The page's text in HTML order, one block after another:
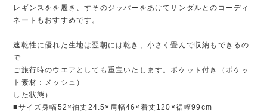
レギンスをを履き、すそのジッパーをあけてサンダルとのコーディ
ネートもおすすめです。
速乾性に優れた生地は翌朝には乾き、小さく畳んで収納もできるの
で
ご旅行時のウエアとしても重宝いたします。ポケット付き（ポケッ
ト素材：メッシュ）
した状態）
■サイズ身幅52×袖丈24.5×肩幅46×着丈120×裾幅99cm